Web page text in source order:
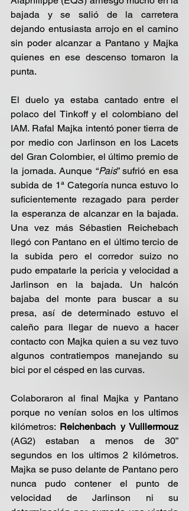
bajada y se salió de la carretera
dejando entusiasta arrojo en el camino
sin poder alcanzar a Pantano y Majka
quienes en ese descenso tomaron la
punta.
El duelo ya estaba cantado entre el
polaco del Tinkoff y el colombiano del
IAM. Rafal Majka intentó poner tierra de
por medio con Jarlinson en los Lacets
del Gran Colombier, el último premio de
la jornada. Aunque “Pais” sufrió en esa
subida de 1ª Categoría nunca estuvo lo
suficientemente rezagado para perder
la esperanza de alcanzar en la bajada.
Una vez más Sébastien Reichebach
llegó con Pantano en el último tercio de
la subida pero el corredor suizo no
pudo empatarle la pericia y velocidad a
Jarlinson en la bajada. Un halcón
bajaba del monte para buscar a su
presa, así de determinado estuvo el
caleño para llegar de nuevo a hacer
contacto con Majka quien a su vez tuvo
algunos contratiempos manejando su
bici por el césped en las curvas.
Colaboraron al final Majka y Pantano
porque no venían solos en los ultimos
kilómetros:
Reichenbach y Vuillermouz
(AG2) estaban a menos de 30”
segundos en los ultimos 2 kilómetros.
Majka se puso delante de Pantano pero
nunca pudo contener el punto de
velocidad de Jarlinson ni su